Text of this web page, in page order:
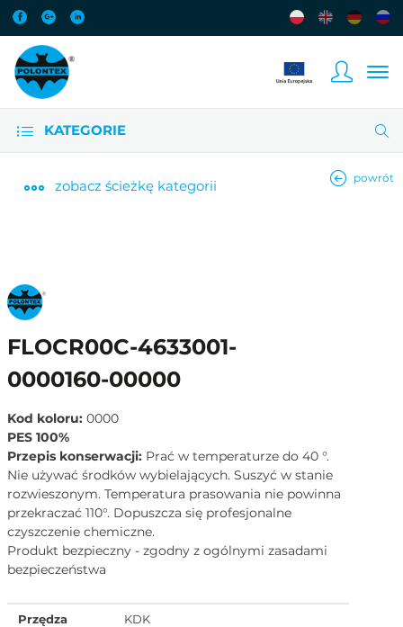
KATEGORIE
zobacz ścieżkę kategorii powrót
FLOCR00C-4633001-
0000160-00000
Kod koloru: 0000
PES 100%
Przepis konserwacji: Prać w temperaturze do 40 °.
Nie używać środków wybielających. Suszyć w stanie
rozwieszonym. Temperatura prasowania nie powinna
przekraczać 110°. Dopuszcza się profesjonalne
czyszczenie chemiczne.
Produkt bezpieczny - zgodny z ogólnymi zasadami
bezpieczeństwa
Przędza KDK